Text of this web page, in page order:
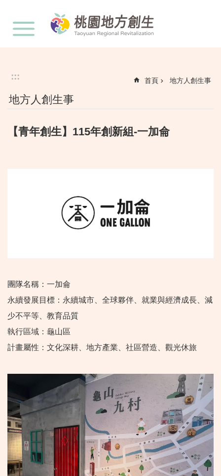
::: 首頁 地方人創生事
地方人創生事
【青年創生】115年創新組-一加侖
團隊名稱：一加侖
永續發展目標：永續城市、全球夥伴、就業與經濟成長、減
少不平等、教育品質
執行區域：龜山區
計畫屬性：文化深耕、地方產業、社區營造、觀光休旅